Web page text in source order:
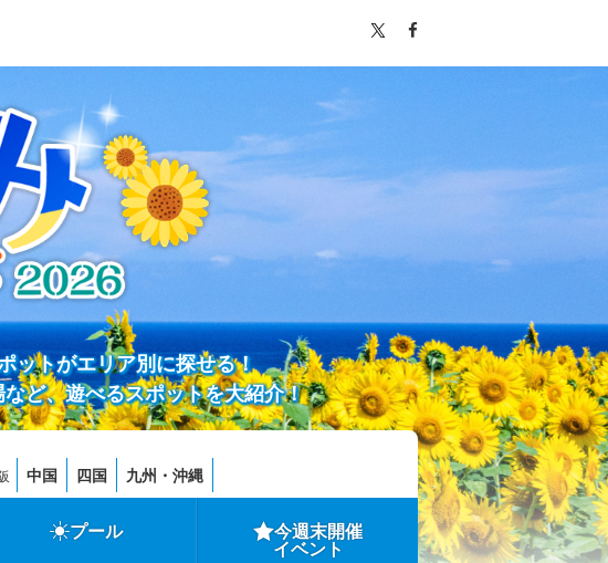
ットがエリア別に探せる！
ど、遊べるスポットを大紹介！
中国 四国 九州・沖縄
プール 今週末開催
イベント